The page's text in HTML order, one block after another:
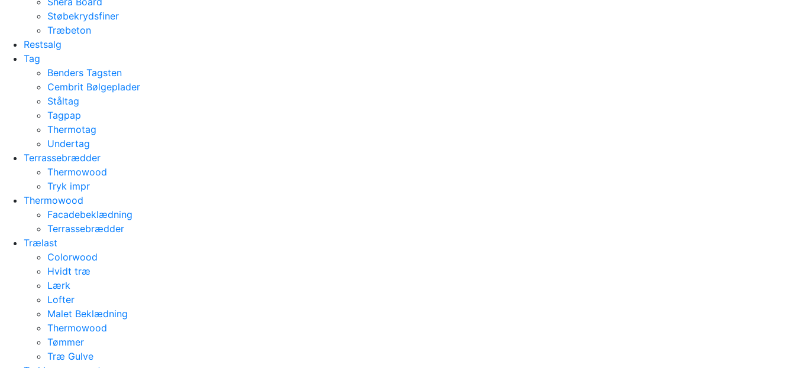
Støbekrydsfiner
Træbeton
Restsalg
Tag
Benders Tagsten
Cembrit Bølgeplader
Ståltag
Tagpap
Thermotag
Undertag
Terrassebrædder
Thermowood
Tryk impr
Thermowood
Facadebeklædning
Terrassebrædder
Trælast
Colorwood
Hvidt træ
Lærk
Lofter
Malet Beklædning
Thermowood
Tømmer
Træ Gulve